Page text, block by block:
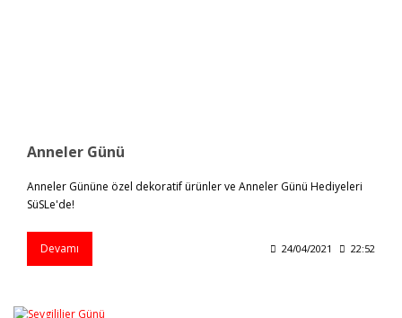
Anneler Günü
Anneler Gününe özel dekoratif ürünler ve Anneler Günü Hediyeleri
SüSLe'de!
Devamı 24/04/2021 22:52